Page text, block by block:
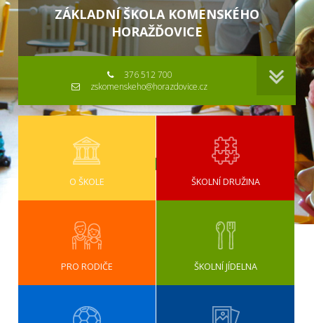
ZÁKLADNÍ ŠKOLA KOMENSKÉHO
HORAŽĎOVICE
376 512 700
zskomenskeho@horazdovice.cz
O ŠKOLE ŠKOLNÍ DRUŽINA
PRO RODIČE ŠKOLNÍ JÍDELNA